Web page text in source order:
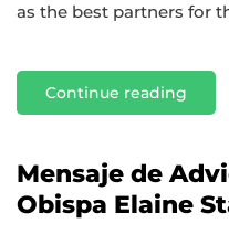
as the best partners for
Continue reading
Mensaje de
Obispa Elaine